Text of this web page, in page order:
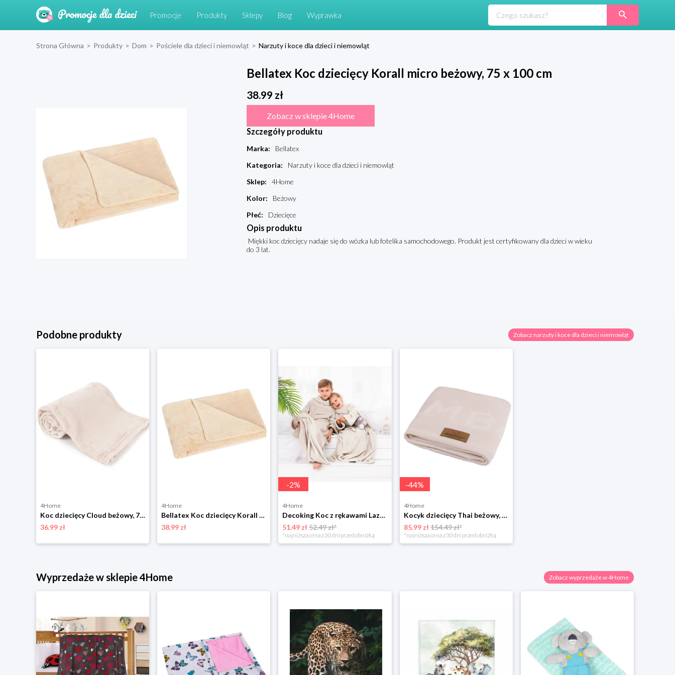
Promocje Produkty Sklepy Blog Wyprawka
Strona Główna > Produkty > Dom > Pościele dla dzieci i niemowląt > Narzuty i koce dla dzieci i niemowląt
Bellatex Koc dziecięcy Korall micro beżowy, 75 x 100 cm
38.99 zł
Zobacz w sklepie 4Home
Szczegóły produktu
Marka:
Bellatex
Kategoria:
Narzuty i koce dla dzieci i niemowląt
Sklep:
4Home
Kolor:
Beżowy
Płeć: Dziecięce
Opis produktu
Miękki koc dziecięcy nadaje się do wózka lub fotelika samochodowego. Produkt jest certyfikowany dla dzieci w wieku
do 3 lat.
Podobne produkty Zobacz narzuty i koce dla dzieci i niemowląt
4Home
Koc dziecięcy Cloud beżowy, 75 x 100 cm BabyMatex
36.99 zł
4Home
Bellatex Koc dziecięcy Korall micro beżowy, 75 x 100 cm
38.99 zł
-2%
4Home
Decoking Koc z rękawami Lazy Kids kremowy, 90 x 105 cm DecoKing
51.49 zł52.49 zł*
*najniższa cena z 30 dni przed obniżką
-44%
4Home
Kocyk dziecięcy Thai beżowy, 75 x 100 cm BabyMatex
85.99 zł154.49 zł*
*najniższa cena z 30 dni przed obniżką
Wyprzedaże w sklepie 4Home Zobacz wyprzedaże w 4Home